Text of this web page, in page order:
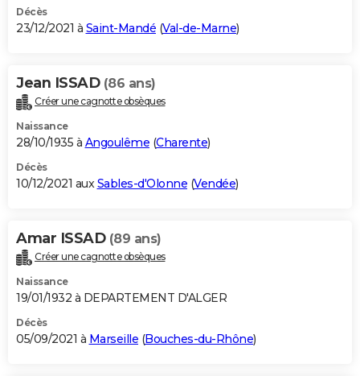
Décès
23/12/2021 à Saint-Mandé (Val-de-Marne)
Jean ISSAD (86 ans)
Créer une cagnotte obsèques
Naissance
28/10/1935 à Angoulême (Charente)
Décès
10/12/2021 auxSables-d'Olonne (Vendée)
Amar ISSAD (89 ans)
Créer une cagnotte obsèques
Naissance
19/01/1932 à DEPARTEMENT D'ALGER
Décès
05/09/2021 à Marseille (Bouches-du-Rhône)